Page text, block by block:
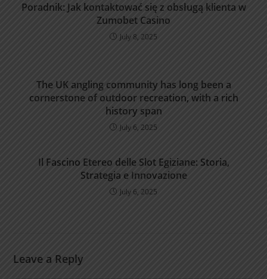
Poradnik: Jak kontaktować się z obsługą klienta w
Zumobet Casino
July 8, 2025
The UK angling community has long been a
cornerstone of outdoor recreation, with a rich
history span
July 6, 2025
Il Fascino Etereo delle Slot Egiziane: Storia,
Strategia e Innovazione
July 6, 2025
Leave a Reply